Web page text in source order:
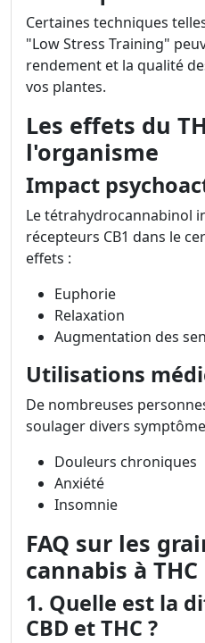
Certaines techniques
"Low Stress Training"
rendement et la qualité
vos plantes.
Les effets du
l'organisme
Impact
Le tétrahydrocannabinol
récepteurs CB1 dans le
effets :
Euphorie
Relaxation
Augmentation des
Utilisations
De nombreuses
soulager divers
Douleurs chroniques
Anxiété
Insomnie
FAQ sur les
cannabis à THC
1. Quelle est la
CBD et THC ?